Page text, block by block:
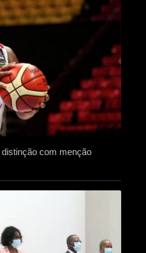
distinção com menção